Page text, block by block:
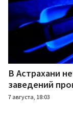
В Астрахани
заведений
7 августа, 18:03